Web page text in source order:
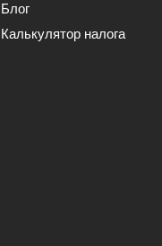
Блог
Калькулятор налога